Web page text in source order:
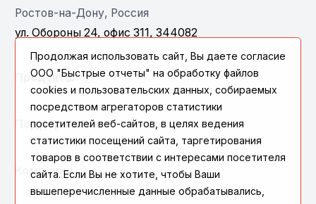
Ростов-на-Дону, Россия
ул. Обороны 24, офис 311, 344082
Продукты
Поддержка
Компания
Продолжая использовать сайт, Вы даете согласие
ООО "Быстрые отчеты" на обработку файлов
cookies и пользовательских данных, собираемых
посредством агрегаторов статистики
посетителей веб-сайтов, в целях ведения
статистики посещений сайта, таргетирования
товаров в соответствии с интересами посетителя
сайта. Если Вы не хотите, чтобы Ваши
вышеперечисленные данные обрабатывались,